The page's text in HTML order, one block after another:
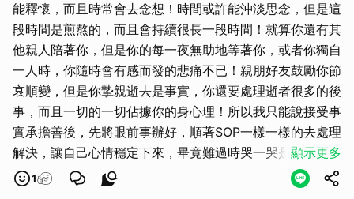
能釋懷，而且時常會去念想！時間或許能沖淡思念，但是這
段時間是煎熬的，而且會持續很長一段時間！就算你還有其
他親人陪著你，但是你的每一夜無助地等著你，或者你獨自
一人時，你隨時會有感而發的悲痛不已！親朋好友鼓勵你節
哀順變，但是你摯親逝去是事實，你還要處理逝者很多的後
事，而且一切的一切佔據你的身心理！所以我只能說接受事
實承擔善後，先將眼前事辦好，順著SOP一樣一樣的去處理
解決，讓自己心情穩定下來，畢竟難過時哭一哭是正常發
洩，哭著笑著都得過日子活下去！
顯示更多
1